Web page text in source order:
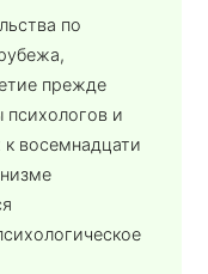
по
прежде
психологов и
восемнадцати